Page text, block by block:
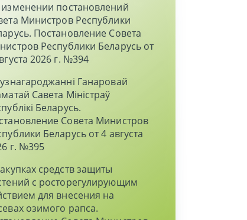
постановлений
Министров Республики
Постановление Совета
Республики Беларусь от
2026 г. №394
Ганаровай
Савета Мiнiстраў
Беларусь.
Совета Министров
Беларусь от 4 августа
г. №395
средств защиты
с росторегулирующим
для внесения на
озимого рапса.